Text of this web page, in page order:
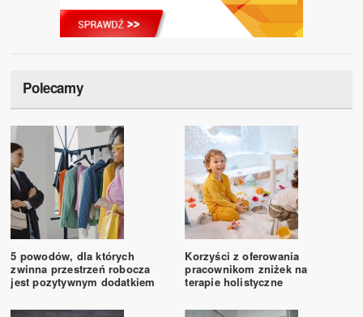
Polecamy
5 powodów, dla których
zwinna przestrzeń robocza
jest pozytywnym dodatkiem
Korzyści z oferowania
pracownikom zniżek na
terapie holistyczne